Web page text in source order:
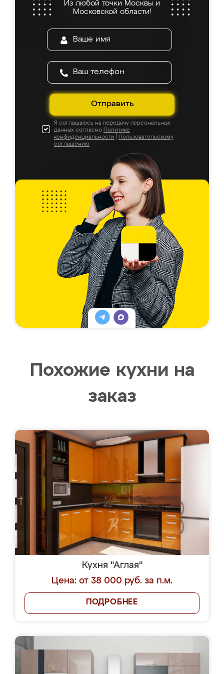
Из любой точки Москвы и
Московской области!
Отправить
Я соглашаюсь на передачу персональных
данных согласно Политике
конфиденциальности
Пользовательскому
соглашению
Похожие кухни на
заказ
Кухня "Аглая"
Цена: от 38 000 руб. за п.м.
ПОДРОБНЕЕ